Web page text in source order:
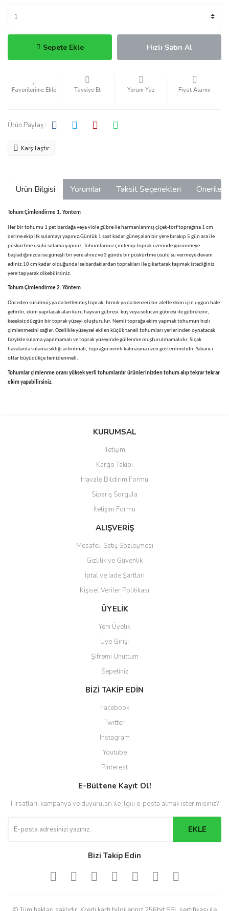
Sepete Ekle Hızlı Satın Al
Tavsiye Et Yorum Yaz Fiyat Alarmı
Ürün Paylaş :
Karşılaştır
Ürün Bilgisi Yorumlar Taksit Seçenekleri
Tohum Çimlendirme 1. Yöntem
Her bir tohumu 1 pet bardağa veya viole gübre ile harmanlanmış çiçek-torf toprağına 1 cm
derine ekip ilk sulamayı yapınız.Günlük 1 saat kadar güneş alan bir yere bırakıp 5 gün ara ile
püskürtme usulü sulama yapınız. Tohumlarınız çimlenip toprak üzerinde görünmeye
başladığınızda ise güneşli bir yere alınız ve 3 günde bir püskürtme usulü su vermeye devam
ediniz.10 cm kadar olduğunda ise bardaklardan toprakları ile çıkartarak taşımak istediğiniz
yere taşıyarak dikebilirsiniz.
Tohum Çimlendirme 2.Yöntem
Önceden sürülmüş ya da bellenmiş toprak; tırmık ya da benzeri bir aletle ekim için uygun hale
getirilir, ekim yapılacak alan kuru hayvan gübresi, kuş veya solucan gübresi ile gübrelenir,
keseksiz düzgün bir toprak yüzeyi oluşturulur. Nemli toprağa ekim yapmak tohumun hızlı
çimlenmesini sağlar. Özellikle yüzeysel ekilen küçük taneli tohumları yerlerinden oynatacak
tazyikle sulama yapılmamalı ve toprak yüzeyinde göllenme oluşturulmamalıdır. Sıçak
havalarda sulama sıklığı artırılmalı, toprağın nemli kalmasına özen gösterilmelidir. Yabancı
otlar büyüdükçe temizlenmeli.
Tohumlar çimlenme oranı yüksek yerli tohumlardır ürünlerinizden tohum alıp tekrar tekrar
ekim yapabilirsiniz.
Bu ürüne ilk yorumu siz yapın!
Ürün resmi kalitesiz, bozuk veya görüntülenemiyor.
Ürün açıklamasında eksik bilgiler bulunuyor.
Ürün bilgilerinde hatalar bulunuyor.
Ürün fiyatı diğer sitelerden daha pahalı.
Bu ürüne benzer farklı alternatifler olmalı.
Gönder
KURUMSAL
İletişim
Kargo Takibi
Havale Bildirim Formu
Sipariş Sorgula
İletişim Formu
ALIŞVERİŞ
Mesafeli Satış Sözleşmesi
Gizlilik ve Güvenlik
İptal ve İade Şartları
Kişisel Veriler Politikası
ÜYELİK
Yeni Üyelik
Üye Girişi
Şifremi Unuttum
Sepetiniz
BİZİ TAKİP EDİN
Facebook
Twitter
Instagram
Youtube
Pinterest
E-Bültene Kayıt Ol!
Fırsatları, kampanya ve duyuruları ile ilgili e-posta almak ister misiniz?
EKLE
Bizi Takip Edin